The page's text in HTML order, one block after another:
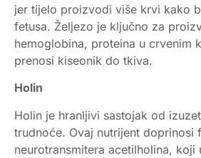
jer tijelo proizvodi više krvi kako
fetusa. Željezo je ključno za
hemoglobina, proteina u crvenim
prenosi kiseonik do tkiva.
Holin
Holin je hranljivi sastojak od
trudnoće. Ovaj nutrijent doprinosi
neurotransmitera acetilholina, koji